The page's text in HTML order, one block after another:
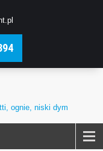
ognie, niski dym